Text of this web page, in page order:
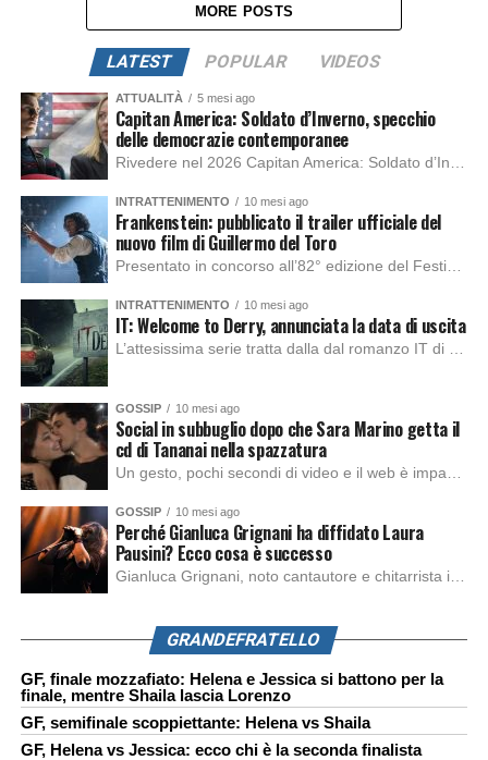
MORE POSTS
LATEST POPULAR VIDEOS
ATTUALITÀ 5 mesi ago
Capitan America: Soldato d’Inverno, specchio
delle democrazie contemporanee
INTRATTENIMENTO 10 mesi ago
Frankenstein: pubblicato il trailer ufficiale del
nuovo film di Guillermo del Toro
INTRATTENIMENTO 10 mesi ago
IT: Welcome to Derry, annunciata la data di uscita
GOSSIP 10 mesi ago
Social in subbuglio dopo che Sara Marino getta il
cd di Tananai nella spazzatura
GOSSIP 10 mesi ago
Perché Gianluca Grignani ha diffidato Laura
Pausini? Ecco cosa è successo
GRANDEFRATELLO
GF, finale mozzafiato: Helena e Jessica si battono per la
finale, mentre Shaila lascia Lorenzo
GF, semifinale scoppiettante: Helena vs Shaila
GF, Helena vs Jessica: ecco chi è la seconda finalista